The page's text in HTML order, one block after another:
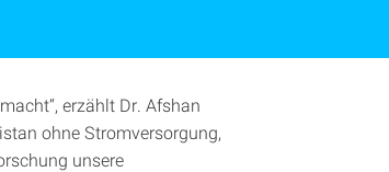
erzählt Dr. Afshan
ohne Stromversorgung,
unsere